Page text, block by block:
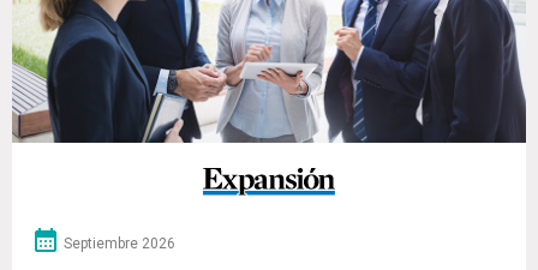
Septiembre 2026